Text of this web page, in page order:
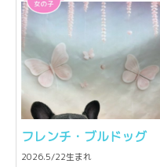
フレンチ・ブルドッグ
2026.5/22生まれ